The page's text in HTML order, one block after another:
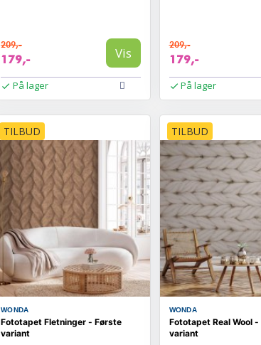
209,-
179,- Vis
På lager
209,-
179,-
På lager
TILBUD
WONDA
Fototapet Fletninger - Første
variant
TILBUD
WONDA
Fototapet Real Wool -
variant